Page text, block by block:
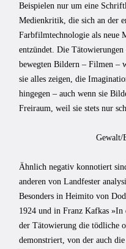
Beispielen nur um eine
Medienkritik, die sich an der
Farbfilmtechnologie als neue
entzündet. Die
bewegten Bildern – Filmen –
sie alles zeigen, die
hingegen – auch wenn sie
Freiraum, weil sie stets nur
Gewalt/
Ähnlich negativ konnotiert
anderen von Landfester
Besonders in Heimito von
1924 und in Franz Kafkas
der Tätowierung die tödliche
demonstriert, von der auch